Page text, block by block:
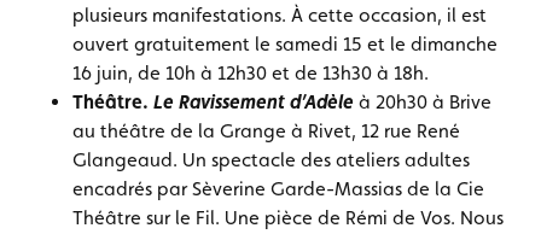
plusieurs manifestations. À cette occasion, il est
ouvert gratuitement le samedi 15 et le dimanche
16 juin, de 10h à 12h30 et de 13h30 à 18h.
Théâtre. Le Ravissement d’Adèle à 20h30 à Brive
au théâtre de la Grange à Rivet, 12 rue René
Glangeaud. Un spectacle des ateliers adultes
encadrés par Sèverine Garde-Massias de la Cie
Théâtre sur le Fil. Une pièce de Rémi de Vos. Nous